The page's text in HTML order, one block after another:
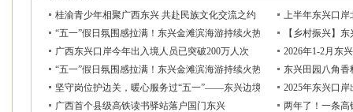
桂渝青少年相聚广西东兴 共赴民族文化交流之约
上半年东兴口岸
“五一”假日氛围感拉满！东兴金滩滨海游持续火热 八方游客逐浪赴约
【乡村振兴】
广西东兴口岸今年出入境人员已突破200万人次
2026年1-2月东
“五一”假日氛围感拉满！东兴金滩滨海游持续火热 八方游客逐浪赴约
东兴田园八角
坚守岗位护边关，暖心服务过“五一”——东兴边境检查站全力保畅通
2025年东兴口
广西首个县级高铁读书驿站落户国门东兴
两年了！一条高